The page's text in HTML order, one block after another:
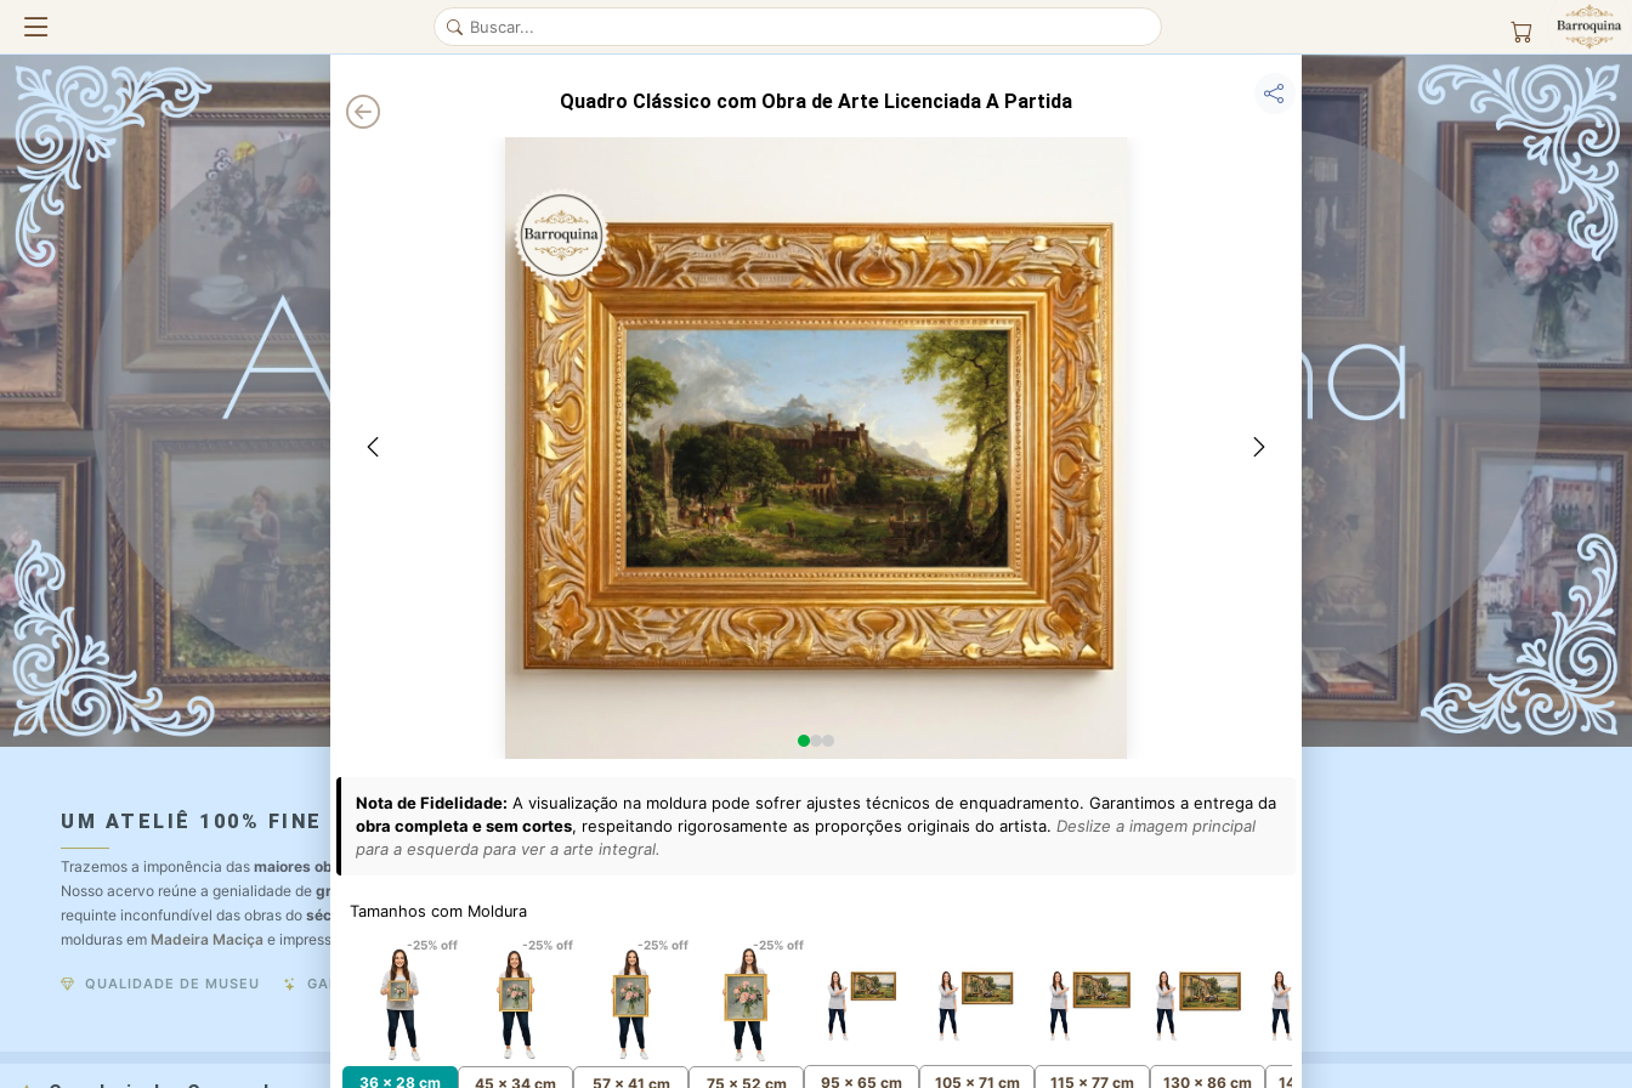
UM ATELIÊ 100% FINE ART
Trazemos a imponência das maiores obras de arte do mundo
Nosso acervo reúne a genialidade de grandes pintores renomados
requinte inconfundível das obras do século XIX. Produção artesanal em
molduras em Madeira Maciça e impressão com Pigmentação Mineral.
QUALIDADE DE MUSEU GARANTIA ETERNA
Quadro Clássico com Obra de Arte Licenciada A Partida
Nota de Fidelidade: A visualização na moldura pode sofrer ajustes técnicos de enquadramento. Garantimos a entrega da
obra completa e sem cortes, respeitando rigorosamente as proporções originais do artista. Deslize a imagem principal
para a esquerda para ver a arte integral.
Tamanhos com Moldura
-25% off
36 x 28 cm
-25% off
45 x 34 cm
-25% off
57 x 41 cm
-25% off
75 x 52 cm 95 x 65 cm 105 x 71 cm 115 x 77 cm 130 x 86 cm 145 x 96 cm